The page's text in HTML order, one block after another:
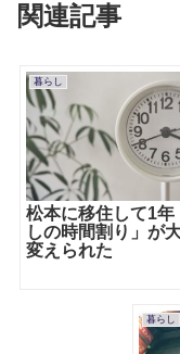
関連記事
暮らし
松本に移住して1年
しの時間割り」が
変えられた
暮らし